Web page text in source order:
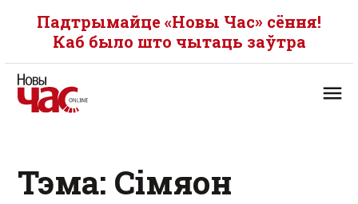
Падтрымайце «Новы Час» сёння!
Каб было што чытаць заўтра
Тэма: Сімяон